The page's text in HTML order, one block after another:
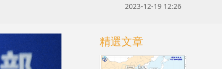
2023-12-19 12:26
精選文章